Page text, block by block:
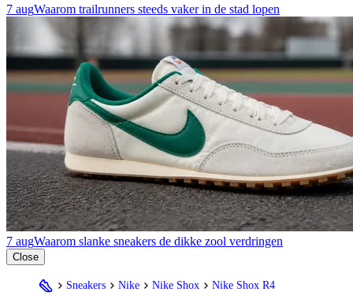
7 augWaarom trailrunners steeds vaker in de stad lopen
7 augWaarom slanke sneakers de dikke zool verdringen
Close
Sneakers Nike Nike Shox Nike Shox R4